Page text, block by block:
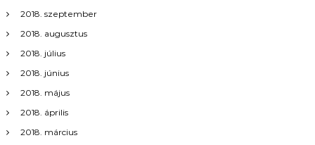
2018. szeptember
2018. augusztus
2018. július
2018. június
2018. május
2018. április
2018. március